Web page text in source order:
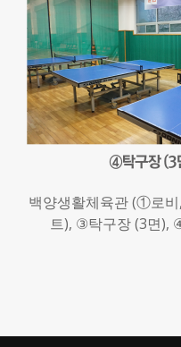
백양생활체육관 (①로비
트), ③탁구장(3면),